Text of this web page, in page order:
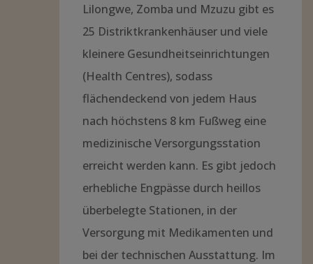
Lilongwe, Zomba und Mzuzu gibt es
25 Distriktkrankenhäuser und viele
kleinere Gesundheitseinrichtungen
(Health Centres), sodass
flächendeckend von jedem Haus
nach höchstens 8 km Fußweg eine
medizinische Versorgungsstation
erreicht werden kann. Es gibt jedoch
erhebliche Engpässe durch heillos
überbelegte Stationen, in der
Versorgung mit Medikamenten und
bei der technischen Ausstattung. Im